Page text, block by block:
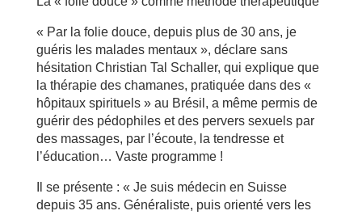
« Par la folie douce, depuis plus de 30 ans, je
guéris les malades mentaux », déclare sans
hésitation Christian Tal Schaller, qui explique que
la thérapie des chamanes, pratiquée dans des «
hôpitaux spirituels » au Brésil, a même permis de
guérir des pédophiles et des pervers sexuels par
des massages, par l’écoute, la tendresse et
l’éducation… Vaste programme !
Il se présente : « Je suis médecin en Suisse
depuis 35 ans. Généraliste, puis orienté vers les